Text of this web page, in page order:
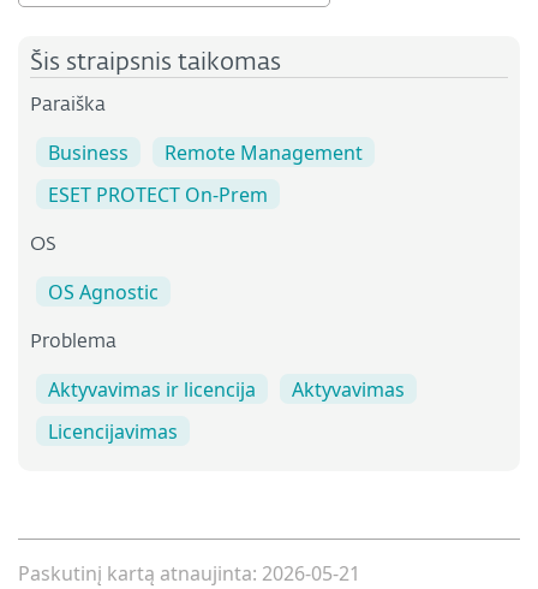
Šis straipsnis taikomas
Paraiška
Business
Remote Management
ESET PROTECT On-Prem
OS
OS Agnostic
Problema
Aktyvavimas ir licencija
Aktyvavimas
Licencijavimas
Paskutinį kartą atnaujinta: 2026-05-21